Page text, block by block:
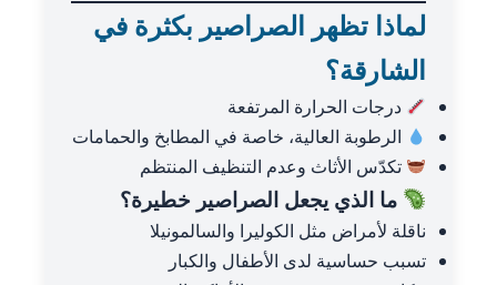
لماذا تظهر الصراصير بكثرة في
الشارقة؟
درجات الحرارة المرتفعة
الرطوبة العالية، خاصة في المطابخ والحمامات
تكدّس الأثاث وعدم التنظيف المنتظم
ما الذي يجعل الصراصير خطيرة؟
ناقلة لأمراض مثل الكوليرا والسالمونيلا
تسبب حساسية لدى الأطفال والكبار